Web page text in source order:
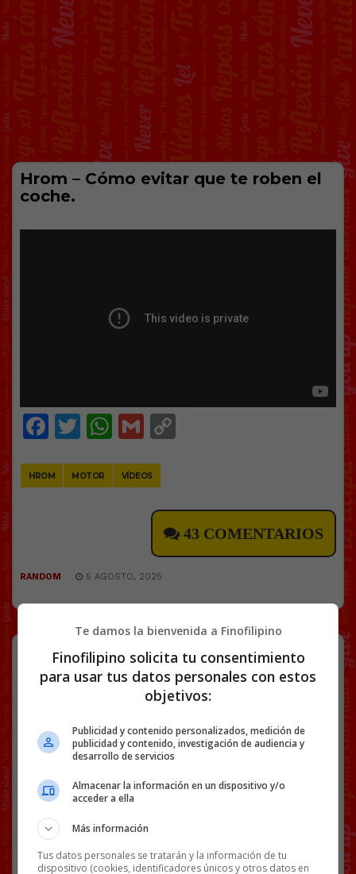
Hrom – Cómo evitar que te roben el
coche.
Facebook
Twitter
WhatsApp
Gmail
HROM MOTOR VÍDEOS
43 COMENTARIOS
RANDOM 5 AGOSTO, 2025
Los outfits más caros de la Velada.
Tiene mucho mérito gastarse más de
de 12 años que se ha vestido solo por
primera vez para ir a un cumpleaños.
Te damos la bienvenida a Finofilipino
Finofilipino solicita tu consentimiento
para usar tus datos personales con estos
objetivos:
Publicidad y contenido personalizados, medición de
publicidad y contenido, investigación de audiencia y
desarrollo de servicios
Almacenar la información en un dispositivo y/o
acceder a ella
Más información
Tus datos personales se tratarán y la información de tu
dispositivo (cookies, identificadores únicos y otros datos en